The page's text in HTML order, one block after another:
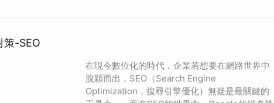
策-SEO
在現今數位化的時代，企業若想要在網路世界中
脫穎而出，SEO（Search Engine
Optimization，搜尋引擎優化）無疑是最關鍵的